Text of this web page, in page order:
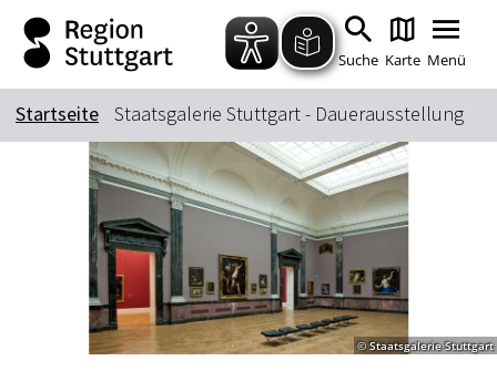
Zum Hauptinhalt springen
Zur Suche springen
Zur Hauptnavigation
Zum Footer springen
Suche Karte Menü
Suchbegriff
Das könnte Sie interessieren
Stadtführungen
Tickets
Citytour
Übernachtung
Erlebnisse
Essen & Trinken
Startseite Staatsgalerie Stuttgart - Dauerausstellung
© Staatsgalerie Stuttgart